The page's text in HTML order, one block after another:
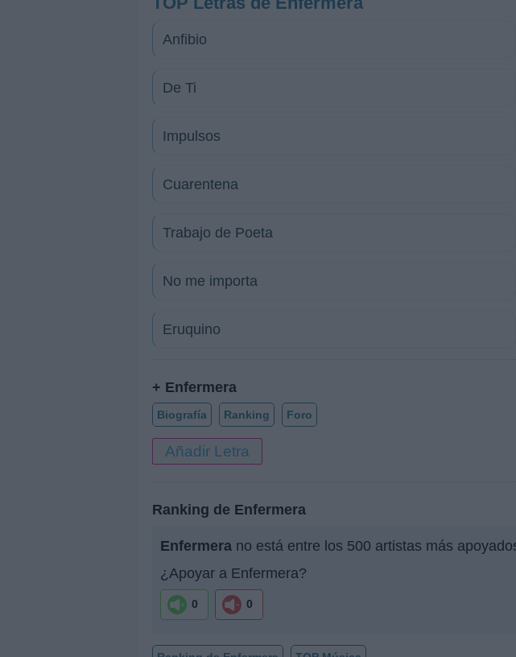
Anfibio
De Ti
Impulsos
Cuarentena
Trabajo de Poeta
No me importa
Eruquino
+ Enfermera
Biografía Ranking Foro
Añadir Letra
Ranking de Enfermera
Enfermera no está entre los 500 artistas más
¿Apoyar a Enfermera?
0 0